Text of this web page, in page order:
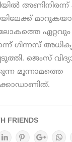
അണിനിരന്ന്
ലോകത്തെ ഏറ്റവും
ഗിന്നസ്
ജെംസ്
മൂന്നാമത്തെ
FRIENDS